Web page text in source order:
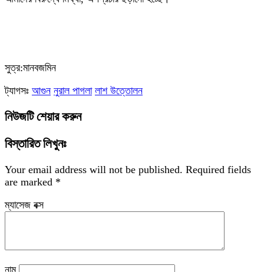
সুত্র:মানবজমিন
ট্যাগসঃ আগুন নুরাল পাগলা লাশ উত্তোলন
নিউজটি শেয়ার করুন
বিস্তারিত লিখুনঃ
Your email address will not be published. Required fields
are marked *
ম্যাসেজ বক্স